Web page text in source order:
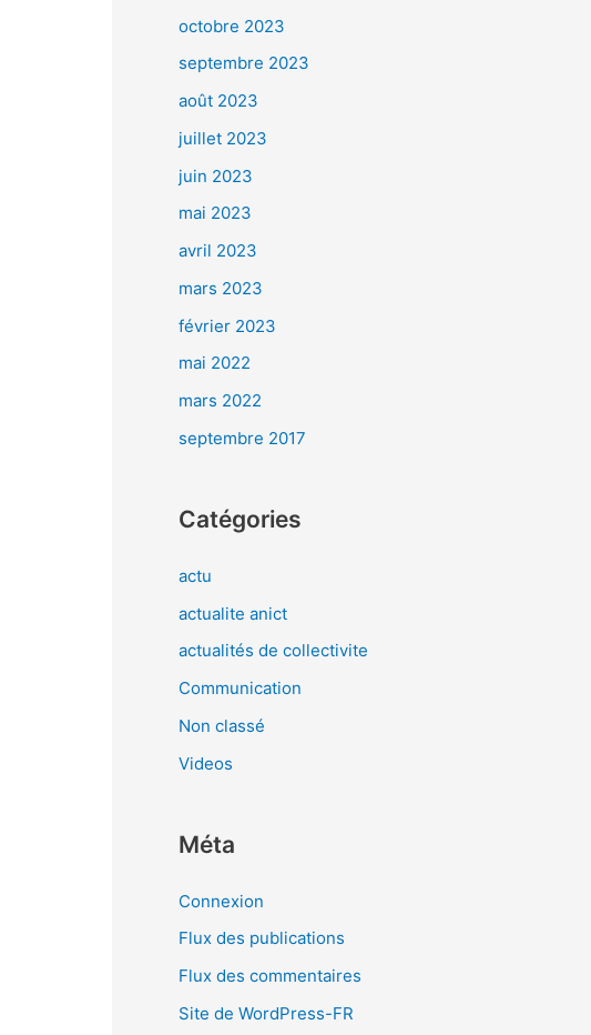
octobre 2023
septembre 2023
août 2023
juillet 2023
juin 2023
mai 2023
avril 2023
mars 2023
février 2023
mai 2022
mars 2022
septembre 2017
Catégories
actu
actualite anict
actualités de collectivite
Communication
Non classé
Videos
Méta
Connexion
Flux des publications
Flux des commentaires
Site de WordPress-FR